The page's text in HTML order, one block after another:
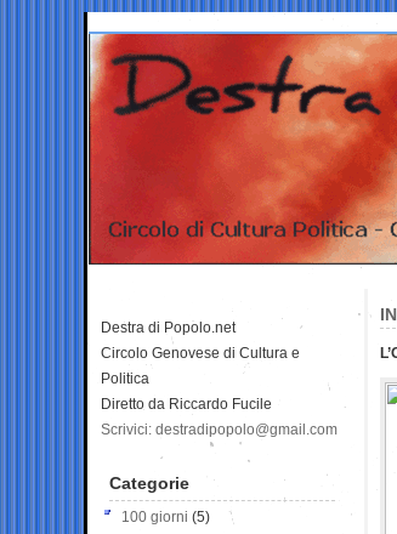
Destra di Popolo.net
Circolo Genovese di Cultura e
Politica
Diretto da Riccardo Fucile
Scrivici: destradipopolo@gmail.com
Categorie
100 giorni (5)